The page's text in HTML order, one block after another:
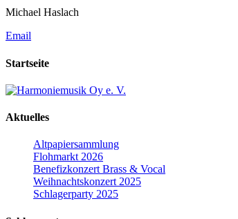
Michael Haslach
Email
Startseite
Aktuelles
Altpapiersammlung
Flohmarkt 2026
Benefizkonzert Brass & Vocal
Weihnachtskonzert 2025
Schlagerparty 2025